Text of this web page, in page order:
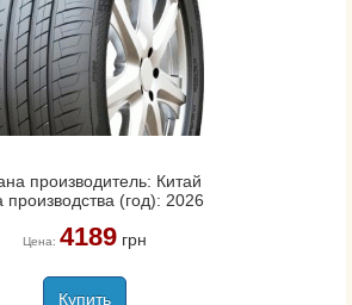
производитель: Китай
производства (год): 2026
Цена: 4189грн
Купить